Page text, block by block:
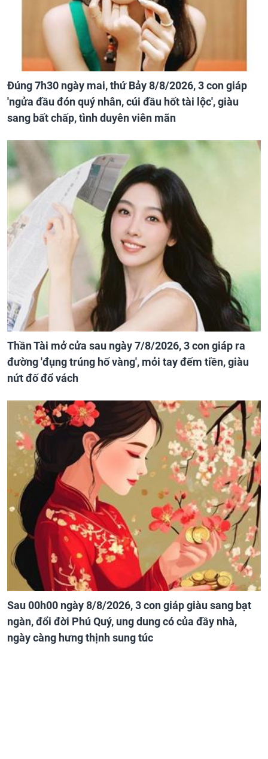
Đúng 7h30 ngày mai, thứ Bảy 8/8/2026, 3 con giáp
'ngửa đầu đón quý nhân, cúi đầu hốt tài lộc', giàu
sang bất chấp, tình duyên viên mãn
Thần Tài mở cửa sau ngày 7/8/2026, 3 con giáp ra
đường 'đụng trúng hố vàng', mỏi tay đếm tiền, giàu
nứt đố đổ vách
Sau 00h00 ngày 8/8/2026, 3 con giáp giàu sang bạt
ngàn, đổi đời Phú Quý, ung dung có của đầy nhà,
ngày càng hưng thịnh sung túc